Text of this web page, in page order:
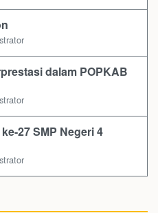
dalam POPKAB
27 SMP Negeri 4